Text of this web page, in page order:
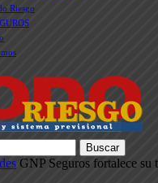
Riesgo
GNP Seguros fortalece su